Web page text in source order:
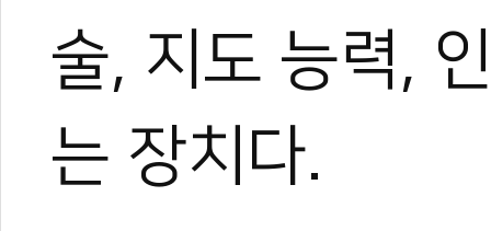
술, 지도 능력,
는 장치다.